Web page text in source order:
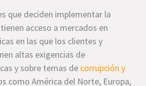
que deciden implementar la
acceso a mercados en
en las que los clientes y
altas exigencias de
y sobre temas de corrupción y
como América del Norte, Europa,